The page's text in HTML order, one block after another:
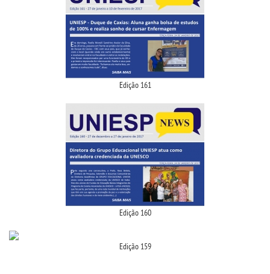
Edição 161
Edição 160
Edição 159